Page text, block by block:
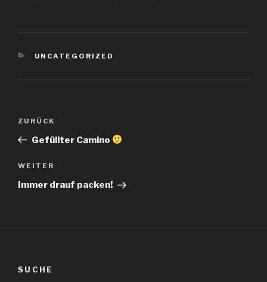
KATEGORIEN
UNCATEGORIZED
Beitragsnavigation
Vorheriger
Beitrag
ZURÜCK
Gefüllter Camino
Nächster
Beitrag
WEITER
Immer drauf packen!
SUCHE